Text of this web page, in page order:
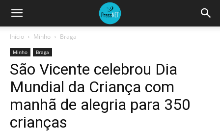
Início Minho Braga
Minho Braga
São Vicente celebrou Dia
Mundial da Criança com
manhã de alegria para 350
crianças